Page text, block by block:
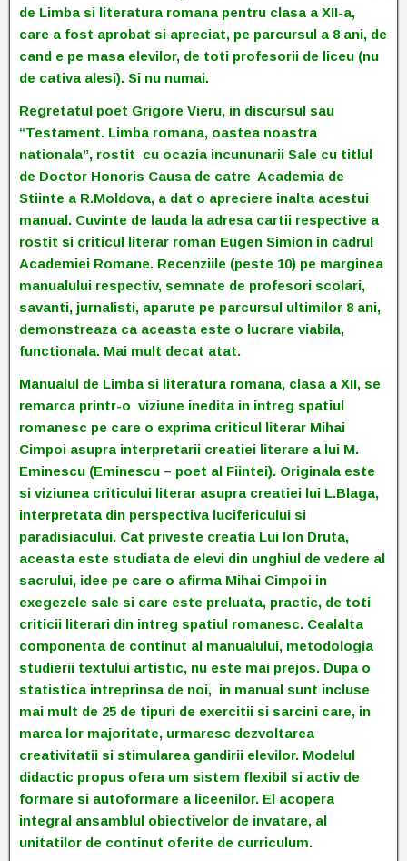
de Limba si literatura romana pentru clasa a XII-a,
care a fost aprobat si apreciat, pe parcursul a 8 ani, de
cand e pe masa elevilor, de toti profesorii de liceu (nu
de cativa alesi). Si nu numai.
Regretatul poet Grigore Vieru, in discursul sau
“Testament. Limba romana, oastea noastra
nationala”, rostit cu ocazia incununarii Sale cu titlul
de Doctor Honoris Causa de catre Academia de
Stiinte a R.Moldova, a dat o apreciere inalta acestui
manual. Cuvinte de lauda la adresa cartii respective a
rostit si criticul literar roman Eugen Simion in cadrul
Academiei Romane. Recenziile (peste 10) pe marginea
manualului respectiv, semnate de profesori scolari,
savanti, jurnalisti, aparute pe parcursul ultimilor 8 ani,
demonstreaza ca aceasta este o lucrare viabila,
functionala. Mai mult decat atat.
Manualul de Limba si literatura romana, clasa a XII, se
remarca printr-o viziune inedita in intreg spatiul
romanesc pe care o exprima criticul literar Mihai
Cimpoi asupra interpretarii creatiei literare a lui M.
Eminescu (Eminescu – poet al Fiintei). Originala este
si viziunea criticului literar asupra creatiei lui L.Blaga,
interpretata din perspectiva lucifericului si
paradisiacului. Cat priveste creatia Lui Ion Druta,
aceasta este studiata de elevi din unghiul de vedere al
sacrului, idee pe care o afirma Mihai Cimpoi in
exegezele sale si care este preluata, practic, de toti
criticii literari din intreg spatiul romanesc. Cealalta
componenta de continut al manualului, metodologia
studierii textului artistic, nu este mai prejos. Dupa o
statistica intreprinsa de noi, in manual sunt incluse
mai mult de 25 de tipuri de exercitii si sarcini care, in
marea lor majoritate, urmaresc dezvoltarea
creativitatii si stimularea gandirii elevilor. Modelul
didactic propus ofera um sistem flexibil si activ de
formare si autoformare a liceenilor. El acopera
integral ansamblul obiectivelor de invatare, al
unitatilor de continut oferite de curriculum.